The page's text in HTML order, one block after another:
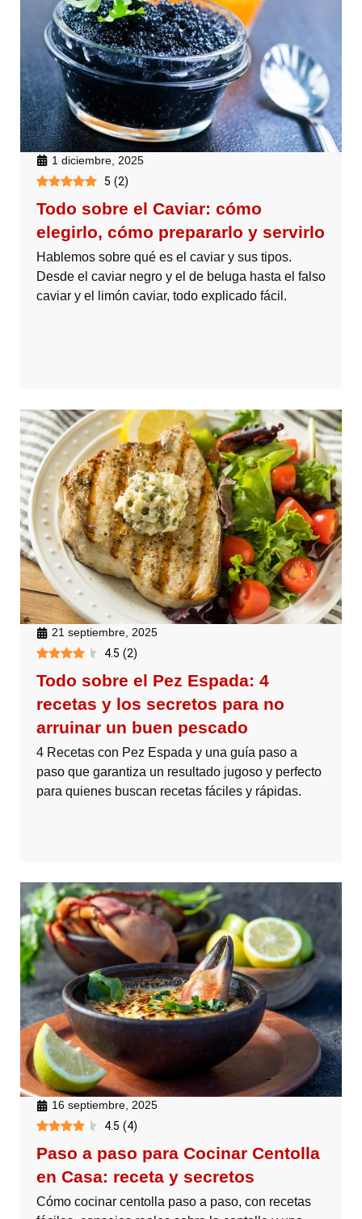
1 diciembre, 2025
5 (2)
Todo sobre el Caviar: cómo
elegirlo, cómo prepararlo y servirlo
Hablemos sobre qué es el caviar y sus tipos.
Desde el caviar negro y el de beluga hasta el falso
caviar y el limón caviar, todo explicado fácil.
21 septiembre, 2025
4.5 (2)
Todo sobre el Pez Espada: 4
recetas y los secretos para no
arruinar un buen pescado
4 Recetas con Pez Espada y una guía paso a
paso que garantiza un resultado jugoso y perfecto
para quienes buscan recetas fáciles y rápidas.
16 septiembre, 2025
4.5 (4)
Paso a paso para Cocinar Centolla
en Casa: receta y secretos
Cómo cocinar centolla paso a paso, con recetas